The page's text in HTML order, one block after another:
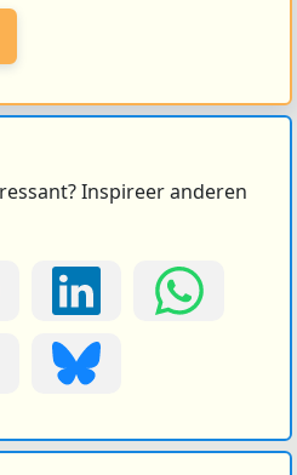
Inspireer anderen